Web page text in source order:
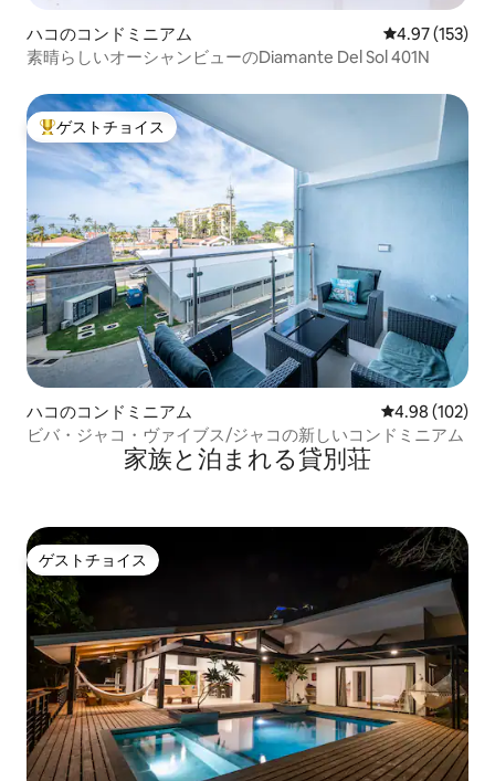
ハコのコンドミニアム レビュー153
4.97 (153)
素晴らしいオーシャンビューのDiamante Del Sol 401N
大好評のゲストチョイスです。
ゲストチョイス
ハコのコンドミニアム レビュー102
4.98 (102)
ビバ・ジャコ・ヴァイブス/ジャコの新しいコンドミニアム
家族と泊まれる貸別荘
ゲストチョイス
ゲストチョイス